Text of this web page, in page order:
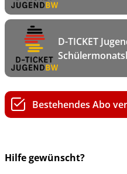
D-TICKET
Bestehendes Abo
Hilfe gewünscht?